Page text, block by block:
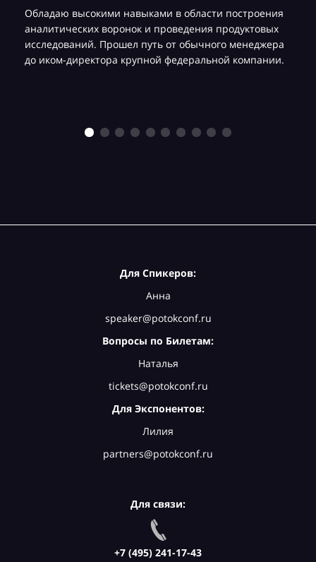
Обладаю высокими навыками в области построения
аналитических воронок и проведения продуктовых
исследований. Прошел путь от обычного менеджера
до иком-директора крупной федеральной компании.
Для Спикеров:
Анна
speaker@potokconf.ru
Вопросы по Билетам:
Наталья
tickets@potokconf.ru
Для Экспонентов:
Лилия
partners@potokconf.ru
Для связи:
+7 (495) 241-17-43